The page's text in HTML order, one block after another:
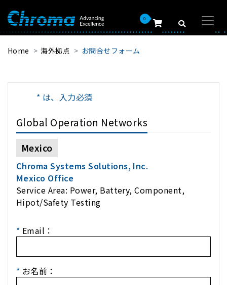
0
Home 海外拠点 お問合せフォーム
* は、入力必須
Global Operation Networks
Mexico
Chroma Systems Solutions, Inc.
Mexico Office
Service Area: Power, Battery, Component,
Hipot/Safety Testing
* Email：
* お名前：